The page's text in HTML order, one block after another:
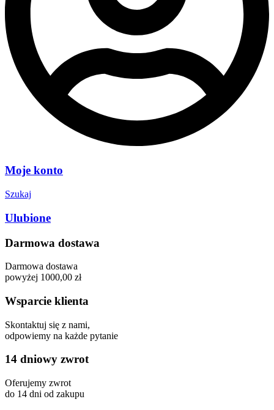
Moje konto
Szukaj
Ulubione
Darmowa dostawa
Darmowa dostawa
powyżej 1000,00 zł
Wsparcie klienta
Skontaktuj się z nami,
odpowiemy na każde pytanie
14 dniowy zwrot
Oferujemy zwrot
do 14 dni od zakupu